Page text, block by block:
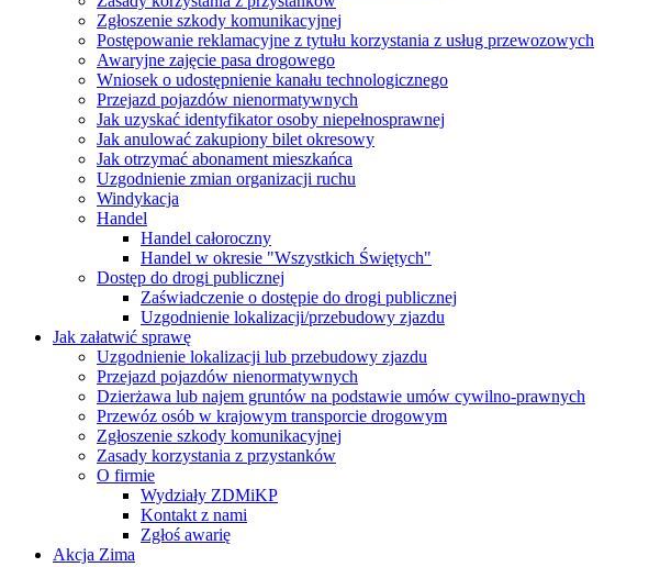
Zgłoszenie szkody komunikacyjnej
Postępowanie reklamacyjne z tytułu korzystania z usług przewozowych
Awaryjne zajęcie pasa drogowego
Wniosek o udostępnienie kanału technologicznego
Przejazd pojazdów nienormatywnych
Jak uzyskać identyfikator osoby niepełnosprawnej
Jak anulować zakupiony bilet okresowy
Jak otrzymać abonament mieszkańca
Uzgodnienie zmian organizacji ruchu
Windykacja
Handel
Handel całoroczny
Handel w okresie "Wszystkich Świętych"
Dostęp do drogi publicznej
Zaświadczenie o dostępie do drogi publicznej
Uzgodnienie lokalizacji/przebudowy zjazdu
Jak załatwić sprawę
Uzgodnienie lokalizacji lub przebudowy zjazdu
Przejazd pojazdów nienormatywnych
Dzierżawa lub najem gruntów na podstawie umów cywilno-prawnych
Przewóz osób w krajowym transporcie drogowym
Zgłoszenie szkody komunikacyjnej
Zasady korzystania z przystanków
O firmie
Wydziały ZDMiKP
Kontakt z nami
Zgłoś awarię
Akcja Zima